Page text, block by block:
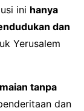
ini hanya
dan
Yerusalem
tanpa
dan